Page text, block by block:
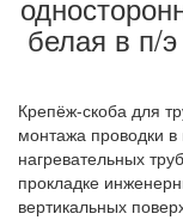
белая в п/
Крепёж-скоба для
монтажа проводки
нагревательных
прокладке
вертикальных